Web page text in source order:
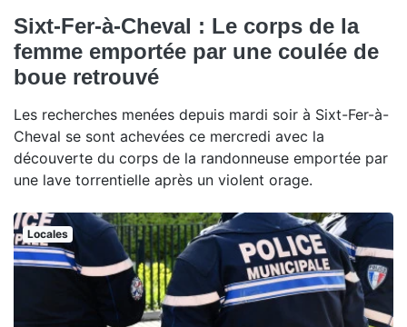
Sixt-Fer-à-Cheval : Le corps de la
femme emportée par une coulée de
boue retrouvé
Les recherches menées depuis mardi soir à Sixt-Fer-à-
Cheval se sont achevées ce mercredi avec la
découverte du corps de la randonneuse emportée par
une lave torrentielle après un violent orage.
Locales